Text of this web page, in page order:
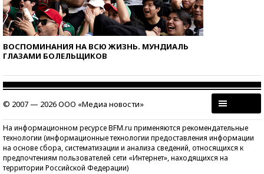
ВОСПОМИНАНИЯ НА ВСЮ ЖИЗНЬ. МУНДИАЛЬ
ГЛАЗАМИ БОЛЕЛЬЩИКОВ
© 2007 — 2026 ООО «Медиа новости»
На информационном ресурсе BFM.ru применяются рекомендательные
технологии (информационные технологии предоставления информации
на основе сбора, систематизации и анализа сведений, относящихся к
предпочтениям пользователей сети «Интернет», находящихся на
территории Российской Федерации)